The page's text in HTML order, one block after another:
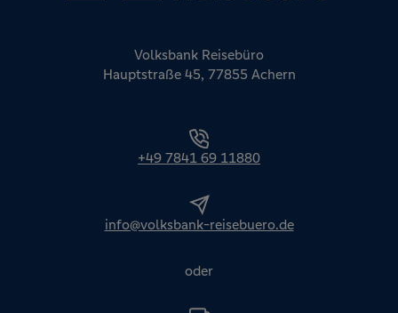
Volksbank Reisebüro
Hauptstraße 45, 77855 Achern
+49 7841 69 11880
info@volksbank-reisebuero.de
oder